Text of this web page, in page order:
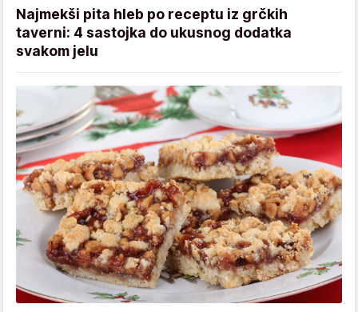
Najmekši pita hleb po receptu iz grčkih
taverni: 4 sastojka do ukusnog dodatka
svakom jelu